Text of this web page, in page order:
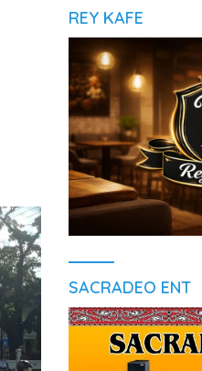
REY KAFE
SACRADEO ENT